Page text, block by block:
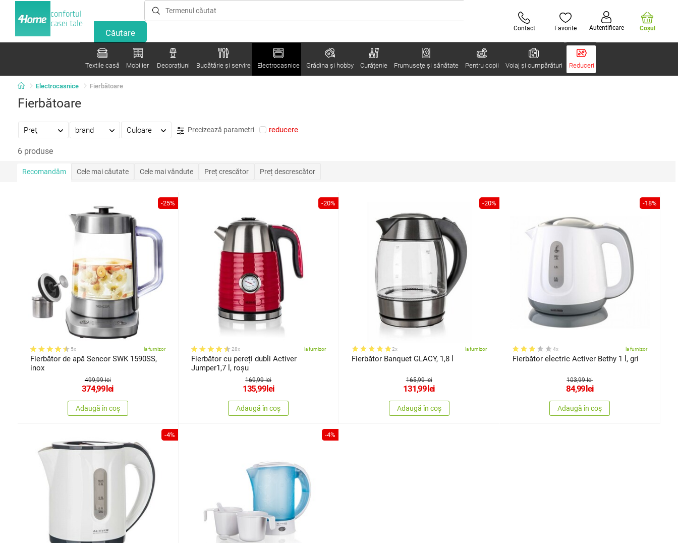
confortul
casei tale
Contact Favorite Autentificare Coşul
Textile casă Mobilier Decorațiuni Bucătărie și servire Electrocasnice Grădina şi hobby Curățenie Frumuseţe şi sănătate Pentru copii Voiaj și cumpărături Reduceri
Electrocasnice Fierbătoare
Fierbătoare
Preţ brand Culoare Precizează parametri reducere
6 produse
Recomandăm Cele mai căutate Cele mai vândute Preț crescător Preț descrescător
-25%
5x la furnizor
Fierbător de apă Sencor SWK 1590SS,
inox
499,99 lei
374,99 lei
Adaugă în coș
-20%
28x la furnizor
Fierbător cu pereți dubli Activer
Jumper1,7 l, roșu
169,99 lei
135,99 lei
Adaugă în coș
-20%
2x la furnizor
Fierbător Banquet GLACY, 1,8 l
165,99 lei
131,99 lei
Adaugă în coș
-18%
4x la furnizor
Fierbător electric Activer Bethy 1 l, gri
103,99 lei
84,99 lei
Adaugă în coș
-4% -4%